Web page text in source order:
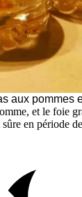
aux pommes
et le foie
en période